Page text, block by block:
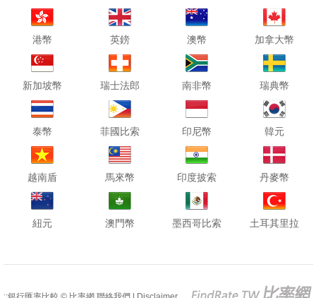
港幣 英鎊 澳幣 加拿大幣
新加坡幣 瑞士法郎 南非幣 瑞典幣
泰幣 菲國比索 印尼幣 韓元
越南盾 馬來幣 印度披索 丹麥幣
紐元 澳門幣 墨西哥比索 土耳其里拉